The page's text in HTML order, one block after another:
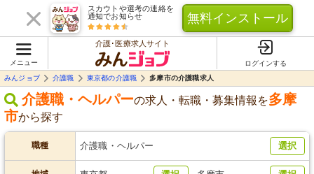
スカウトや選考の連絡を
通知でお知らせ
無料インストール
メニュー
介護･医療求人サイト
ログインする
みんジョブ
介護職 東京都の介護職 多摩市の介護職求人
介護職・ヘルパーの求人・転職・募集情報を多摩
市から探す
職種 介護職・ヘルパー 選択